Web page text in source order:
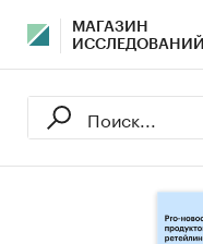
МАГАЗИН
ИССЛЕДОВАНИЙ